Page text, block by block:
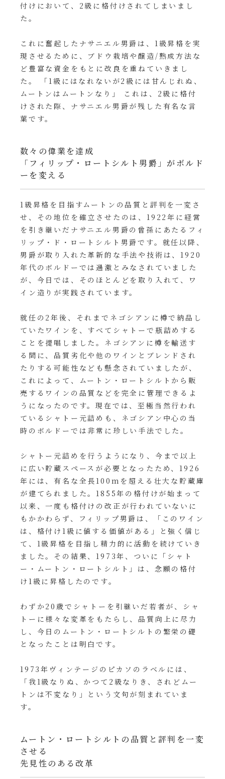
付けにおいて、2級に格付けされてしまいまし
た。
これに奮起したナサニエル男爵は、1級昇格を実
現させるために、ブドウ栽培や醸造/熟成方法な
ど豊富な資金をもとに改良を重ねていきまし
た。 「1級にはなれないが2級には甘んじれぬ、
ムートンはムートンなり」 これは、2級に格付
けされた際、ナサニエル男爵が残した有名な言
葉です。
数々の偉業を達成
「フィリップ・ロートシルト男爵」がボルド
ーを変える
1級昇格を目指すムートンの品質と評判を一変さ
せ、その地位を確立させたのは、1922年に経営
を引き継いだナサニエル男爵の曾孫にあたるフィ
リップ・ド・ロートシルト男爵です。就任以降、
男爵が取り入れた革新的な手法や技術は、1920
年代のボルドーでは過激とみなされていました
が、今日では、そのほとんどを取り入れて、ワ
イン造りが実践されています。
就任の2年後、それまでネゴシアンに樽で納品し
ていたワインを、すべてシャトーで瓶詰めする
ことを提唱しました。ネゴシアンに樽を輸送す
る間に、品質劣化や他のワインとブレンドされ
たりする可能性なども懸念されていましたが、
これによって、ムートン・ロートシルトから販
売するワインの品質などを完全に管理できるよ
うになったのです。現在では、至極当然行われ
ているシャトー元詰めも、ネゴシアン中心の当
時のボルドーでは非常に珍しい手法でした。
シャトー元詰めを行うようになり、今まで以上
に広い貯蔵スペースが必要となったため、1926
年には、有名な全長100mを超える壮大な貯蔵庫
が建てられました。1855年の格付けが始まって
以来、一度も格付けの改正が行われていないに
もかかわらず、フィリップ男爵は、「このワイン
は、格付け1級に値する価値がある」と強く信じ
て、1級昇格を目指し精力的に活動を続けていき
ました。その結果、1973年、ついに「シャト
ー・ムートン・ロートシルト」は、念願の格付
け1級に昇格したのです。
わずか20歳でシャトーを引継いだ若者が、シャ
トーに様々な変革をもたらし、品質向上に尽力
し、今日のムートン・ロートシルトの繁栄の礎
となったことは明白です。
1973年ヴィンテージのピカソのラベルには、
「我1級なりぬ、かつて2級なりき、されどムー
トンは不変なり」という文句が刻まれていま
す。
ムートン・ロートシルトの品質と評判を一変
させる
先見性のある改革